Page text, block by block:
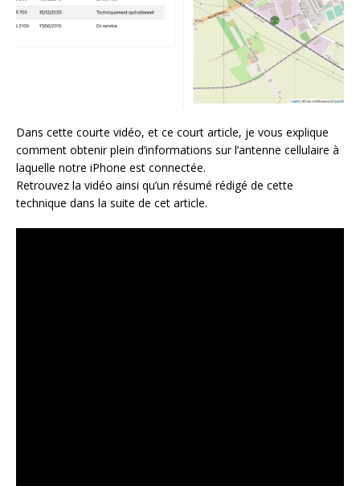
Dans cette courte vidéo, et ce court article, je vous explique
comment obtenir plein d’informations sur l’antenne cellulaire à
laquelle notre iPhone est connectée.
Retrouvez la vidéo ainsi qu’un résumé rédigé de cette
technique dans la suite de cet article.